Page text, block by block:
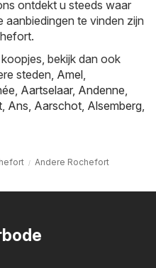
ontdekt u steeds waar
aanbiedingen te vinden zijn
bekijk dan ook
steden, Amel
Aartselaar, Andenne
Ans Aarschot Alsemberg
Andere Rochefort